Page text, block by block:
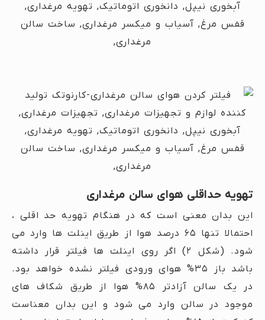
تهویه حداقلی هوای سالن مرغداری
این بدان معنی است که در هنگام تهویه حد اقلی ،
احتمالا تنها ۶۵ درصد هوا از طریق اینلت ها وارد می
شود. (شکل ۲) اگر روی اینلت ها فیلتر قرار داشته
باشد باز ۳۵% هوای ورودی فیلتر نشده خواهد بود.
در یک سالن آزادتر ۸۵% هوا از طریق شکاف های
موجود در سالن وارد می شود و این بدان معناست